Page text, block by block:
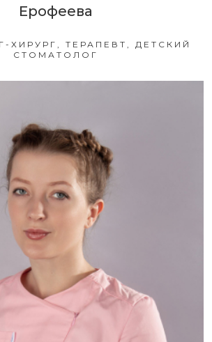
Ерофеева
ХИРУРГ, ТЕРАПЕВТ, ДЕТСКИЙ
СТОМАТОЛОГ